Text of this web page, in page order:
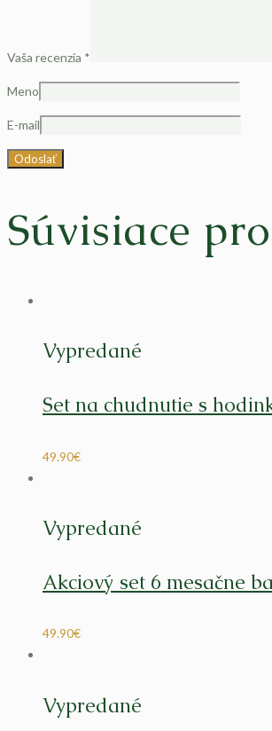
Vaša recenzia *
Meno
E-mail
Súvisiace
Vypredané
Set na chudnutie s
49.90€
Vypredané
Akciový set 6 mesačne
49.90€
Vypredané